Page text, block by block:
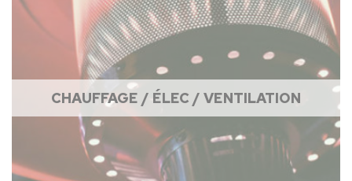
CHAUFFAGE / ÉLEC / VENTILATION